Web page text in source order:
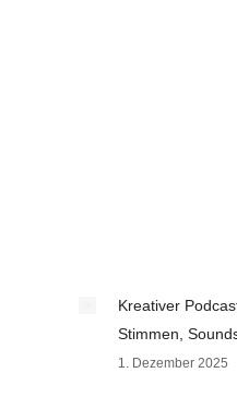
Kreativer
Stimmen,
1. Dezember 2025